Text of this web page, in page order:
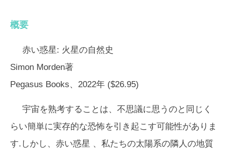
概要
赤い惑星: 火星の自然史
Simon Morden著
Pegasus Books、2022年 ($26.95)
宇宙を熟考することは、不思議に思うのと同じく
らい簡単に実存的な恐怖を引き起こす可能性がありま
す.しかし、 赤い惑星 、私たちの太陽系の隣人の地質